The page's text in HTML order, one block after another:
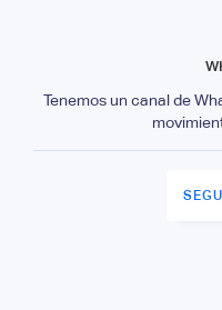
Tenemos un canal de